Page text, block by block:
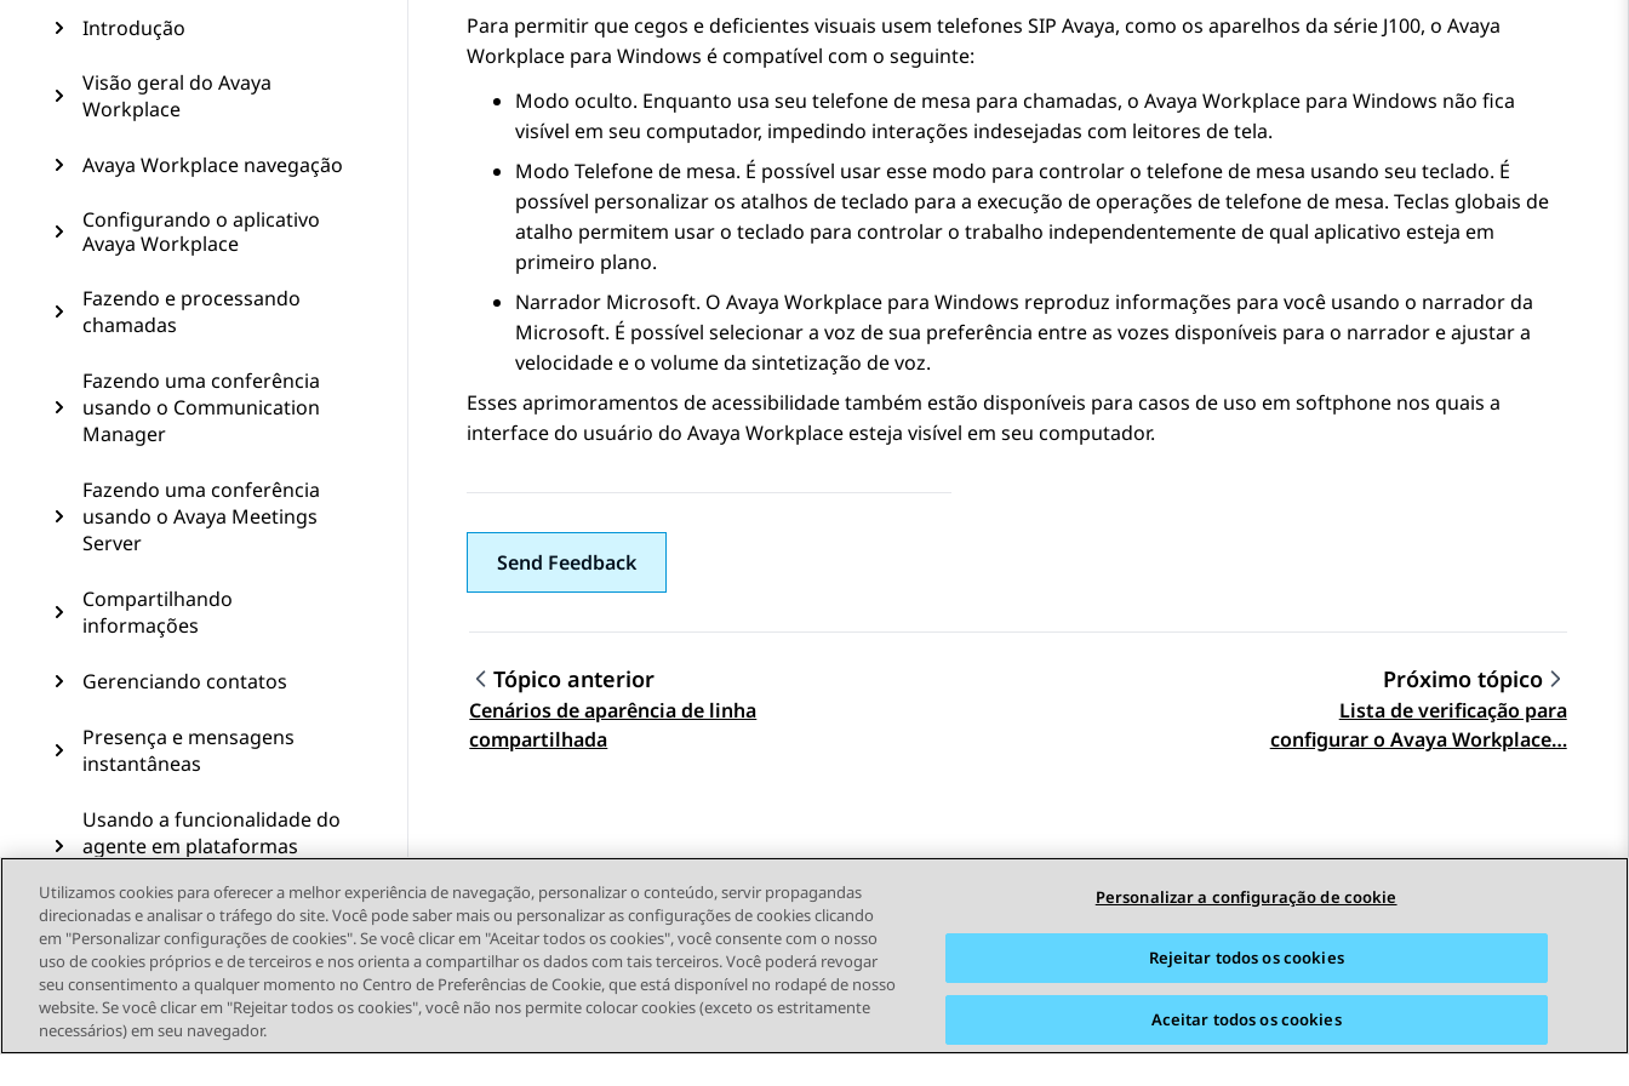
Introdução
Visão geral do Avaya
Workplace
Avaya Workplace navegação
Configurando o aplicativo
Avaya Workplace
Fazendo e processando
chamadas
Fazendo uma conferência
usando o Communication
Manager
Fazendo uma conferência
usando o Avaya Meetings
Server
Compartilhando
informações
Gerenciando contatos
Presença e mensagens
instantâneas
Usando a funcionalidade do
agente em plataformas
Configuração manual do
Avaya Workplace
Desinstalando e atualizando
o Avaya Workplace
Para permitir que cegos e deficientes visuais usem telefones SIP Avaya, como os aparelhos da série J100, o Avaya
Workplace para Windows é compatível com o seguinte:
Modo oculto. Enquanto usa seu telefone de mesa para chamadas, o Avaya Workplace para Windows não fica
visível em seu computador, impedindo interações indesejadas com leitores de tela.
Modo Telefone de mesa. É possível usar esse modo para controlar o telefone de mesa usando seu teclado. É
possível personalizar os atalhos de teclado para a execução de operações de telefone de mesa. Teclas globais de
atalho permitem usar o teclado para controlar o trabalho independentemente de qual aplicativo esteja em
primeiro plano.
Narrador Microsoft. O Avaya Workplace para Windows reproduz informações para você usando o narrador da
Microsoft. É possível selecionar a voz de sua preferência entre as vozes disponíveis para o narrador e ajustar a
velocidade e o volume da sintetização de voz.
Esses aprimoramentos de acessibilidade também estão disponíveis para casos de uso em softphone nos quais a
interface do usuário do Avaya Workplaceesteja visível em seu computador.
Send Feedback
Topic navigation
Tópico anterior
Cenários de aparência de linha
compartilhada
Próximo tópico
Lista de verificação para
configurar o Avaya Workplace…
Utilizamos cookies para oferecer a melhor experiência de navegação, personalizar o conteúdo, servir propagandas
direcionadas e analisar o tráfego do site. Você pode saber mais ou personalizar as configurações de cookies clicando
em "Personalizar configurações de cookies". Se você clicar em "Aceitar todos os cookies", você consente com o nosso
uso de cookies próprios e de terceiros e nos orienta a compartilhar os dados com tais terceiros. Você poderá revogar
seu consentimento a qualquer momento no Centro de Preferências de Cookie, que está disponível no rodapé de nosso
website. Se você clicar em "Rejeitar todos os cookies", você não nos permite colocar cookies (exceto os estritamente
necessários) em seu navegador.
Personalizar a configuração de cookie
Rejeitar todos os cookies
Aceitar todos os cookies